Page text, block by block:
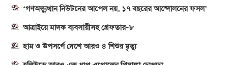
‘গণঅভ্যুত্থান নিউটনের আপেল নয়, ১৭ বছরের আন্দোলনের ফসল’
আত্রাইয়ে মাদক ব্যবসায়ীসহ গ্রেফতার-৮
হাম ও উপসর্গে দেশে আরও ৪ শিশুর মৃত্যু